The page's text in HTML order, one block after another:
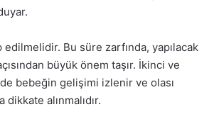
Bu süre zarfında, yapılacak
büyük önem taşır. İkinci ve
bebeğin gelişimi izlenir ve olası
alınmalıdır.